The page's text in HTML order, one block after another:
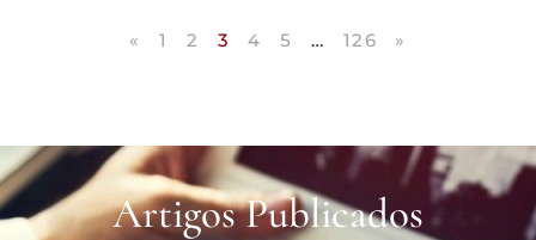
« 1 2 3 4 5 … 126 »
Artigos Publicados